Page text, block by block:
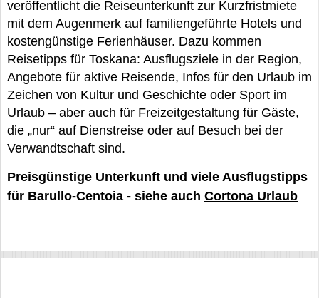
veröffentlicht die Reiseunterkunft zur Kurzfristmiete
mit dem Augenmerk auf familiengeführte Hotels und
kostengünstige Ferienhäuser. Dazu kommen
Reisetipps für Toskana: Ausflugsziele in der Region,
Angebote für aktive Reisende, Infos für den Urlaub im
Zeichen von Kultur und Geschichte oder Sport im
Urlaub – aber auch für Freizeitgestaltung für Gäste,
die „nur“ auf Dienstreise oder auf Besuch bei der
Verwandtschaft sind.
Preisgünstige Unterkunft und viele Ausflugstipps
für Barullo-Centoia - siehe auch Cortona Urlaub